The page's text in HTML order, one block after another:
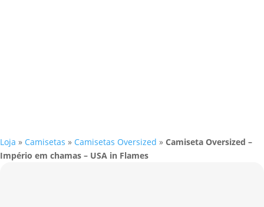
Loja » Camisetas » Camisetas Oversized » Camiseta Oversized –
Império em chamas – USA in Flames